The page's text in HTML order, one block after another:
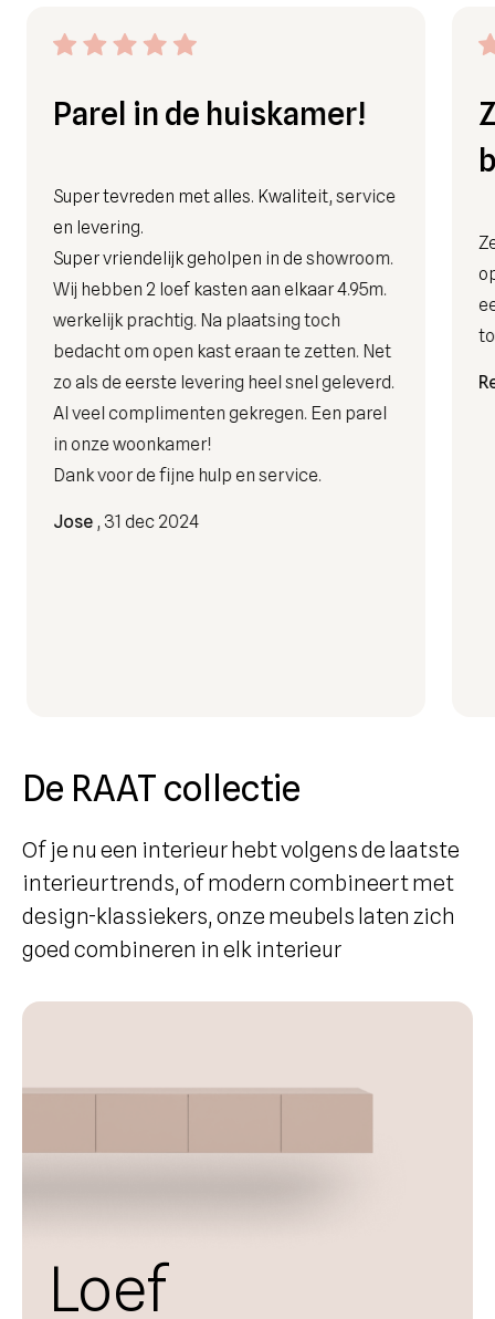
Parel in de huiskamer!
Super tevreden met alles. Kwaliteit, service
en levering.
Super vriendelijk geholpen in de showroom.
Wij hebben 2 loef kasten aan elkaar 4.95m.
werkelijk prachtig. Na plaatsing toch
bedacht om open kast eraan te zetten. Net
zo als de eerste levering heel snel geleverd.
Al veel complimenten gekregen. Een parel
in onze woonkamer!
Dank voor de fijne hulp en service.
Jose , 31 dec 2024
De RAAT collectie
Of je nu een interieur hebt volgens de laatste
interieurtrends, of modern combineert met
design-klassiekers, onze meubels laten zich
goed combineren in elk interieur
Loef